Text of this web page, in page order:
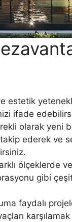
estetik
ifade
olarak yeni
ederek ve
ölçeklerde
gibi
faydalı